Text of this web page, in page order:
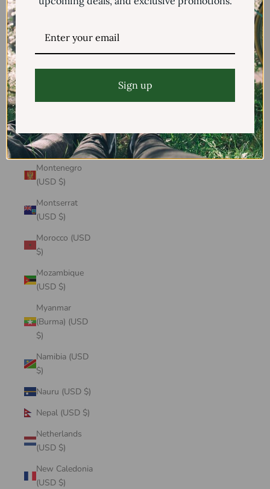
Mayotte (USD
Mexico (USD $)
Mongolia (USD
$)
Montenegro
(USD $)
Montserrat
(USD $)
Morocco (USD
$)
Mozambique
(USD $)
Myanmar
(Burma) (USD
$)
Namibia (USD
$)
Nauru (USD $)
Nepal (USD $)
Netherlands
(USD $)
New Caledonia
(USD $)
Sign up